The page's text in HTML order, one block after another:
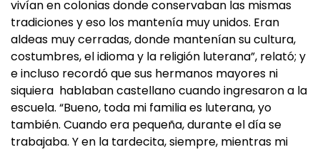
vivían en colonias donde conservaban las mismas
tradiciones y eso los mantenía muy unidos. Eran
aldeas muy cerradas, donde mantenían su cultura,
costumbres, el idioma y la religión luterana”, relató; y
e incluso recordó que sus hermanos mayores ni
siquiera hablaban castellano cuando ingresaron a la
escuela. “Bueno, toda mi familia es luterana, yo
también. Cuando era pequeña, durante el día se
trabajaba. Y en la tardecita, siempre, mientras mi